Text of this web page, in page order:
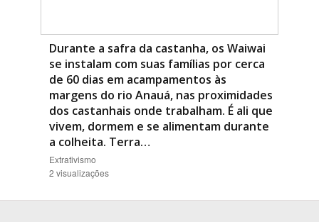
Durante a safra da castanha, os Waiwai
se instalam com suas famílias por cerca
de 60 dias em acampamentos às
margens do rio Anauá, nas proximidades
dos castanhais onde trabalham. É ali que
vivem, dormem e se alimentam durante
a colheita. Terra…
Extrativismo
2 visualizações